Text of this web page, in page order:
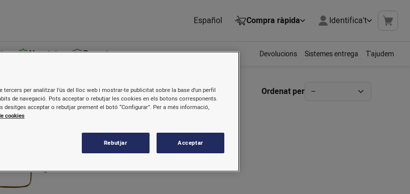
Español Compra ràpida Identifica't
Novetats Receptes Devolucions Sistemes entrega T'ajudem
gas Ordenat per
per analitzar l’ús del lloc web i mostrar-te publicitat sobre la base d’un perfil
de navegació. Pots acceptar o rebutjar les cookies en els botons corresponents.
desitges acceptar o rebutjar prement el botó “Configurar”. Per a més informació,
cookies
Rebutjar Acceptar